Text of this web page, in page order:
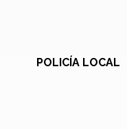
POLICÍA LOCAL